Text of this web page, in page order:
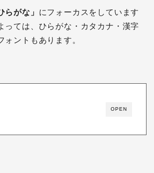
らがな」 にフォーカスをしています
っては、ひらがな・カタカナ・漢字
ォントもあります。
OPEN